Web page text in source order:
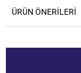
ÜRÜN ÖNERILERI